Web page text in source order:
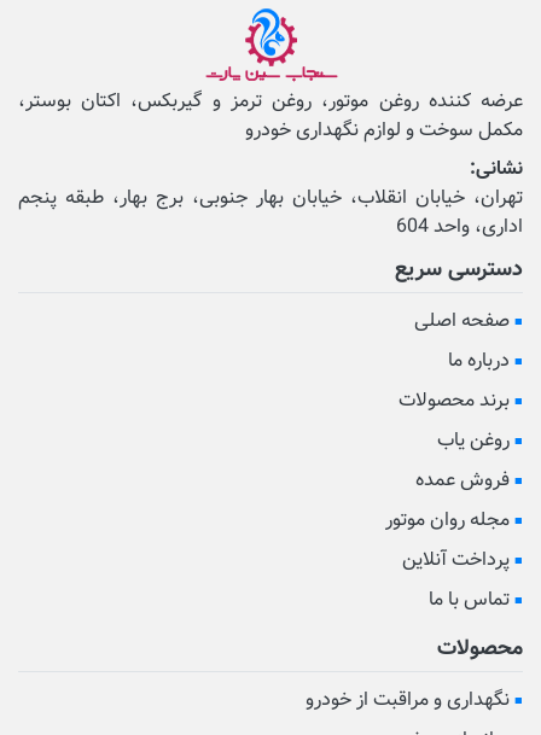
عرضه کننده روغن موتور، روغن ترمز و گیربکس، اکتان بوستر،
مکمل‌ سوخت و لوازم نگهداری خودرو
نشانی:
تهران، خیابان انقلاب، خیابان بهار جنوبی، برج بهار، طبقه پنجم
اداری، واحد 604
دسترسی سریع
صفحه اصلی
درباره ما
برند محصولات
روغن یاب
فروش عمده
مجله روان موتور
پرداخت آنلاین
تماس با ما
محصولات
نگهداری و مراقبت از خودرو